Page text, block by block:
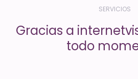
oro
SERVICIOS
Gracias a
todo